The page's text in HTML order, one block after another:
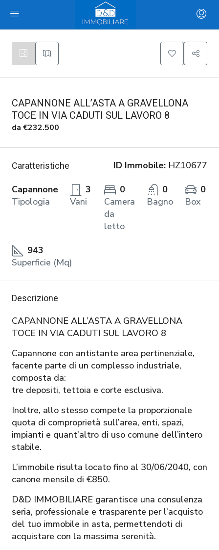
CAPANNONE ALL’ASTA A GRAVELLONA
TOCE IN VIA CADUTI SUL LAVORO 8
da €232.500
Caratteristiche ID Immobile: HZ10677
Capannone
Tipologia
3
Vani
0
Camera
da
letto
0
Bagno
0
Box
943
Superficie (Mq)
Descrizione
CAPANNONE ALL’ASTA A GRAVELLONA
TOCE IN VIA CADUTI SUL LAVORO 8
Capannone con antistante area pertinenziale,
facente parte di un complesso industriale,
composta da:
tre depositi, tettoia e corte esclusiva.
Inoltre, allo stesso compete la proporzionale
quota di comproprietà sull’area, enti, spazi,
impianti e quant’altro di uso comune dell’intero
stabile.
L’immobile risulta locato fino al 30/06/2040, con
canone mensile di €850.
D&D IMMOBILIARE garantisce una consulenza
seria, professionale e trasparente per l’acquisto
del tuo immobile in asta, permettendoti di
acquistare con la massima serenità.